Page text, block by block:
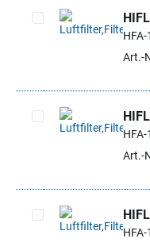
Artikel auswählenArt.-
Artikel auswählenArt.-
Artikel auswählen